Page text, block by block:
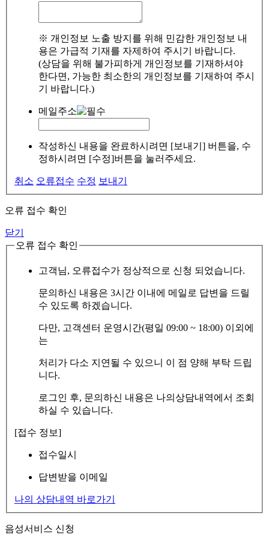
※ 개인정보 노출 방지를 위해 민감한 개인정보 내
용은 가급적 기재를 자제하여 주시기 바랍니다.
(상담을 위해 불가피하게 개인정보를 기재하셔야
한다면, 가능한 최소한의 개인정보를 기재하여 주시
기 바랍니다.)
메일주소
작성하신 내용을 완료하시려면 [보내기] 버튼을, 수
정하시려면 [수정]버튼을 눌러주세요.
취소 오류접수 수정 보내기
오류 접수 확인
닫기
오류 접수 확인
고객님, 오류접수가 정상적으로 신청 되었습니다.
문의하신 내용은 3시간 이내에 메일로 답변을 드릴
수 있도록 하겠습니다.
다만, 고객센터 운영시간(평일 09:00 ~ 18:00) 이외에
는
처리가 다소 지연될 수 있으니 이 점 양해 부탁 드립
니다.
로그인 후, 문의하신 내용은 나의상담내역에서 조회
하실 수 있습니다.
[접수 정보]
접수일시
답변받을 이메일
나의 상담내역 바로가기
음성서비스 신청